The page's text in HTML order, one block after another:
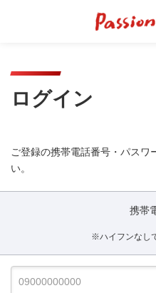
ログイン
ご登録の携帯電話番号・パスワ
い。
携帯
※ハイフンなし